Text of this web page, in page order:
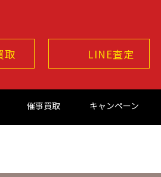
取 LINE査定
催事買取 キャンペーン